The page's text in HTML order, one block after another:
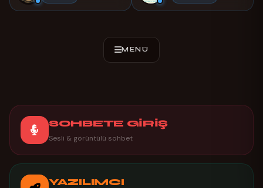
SOHBETE GİRİŞ
Sesli & görüntülü sohbet
YAZILIMCI